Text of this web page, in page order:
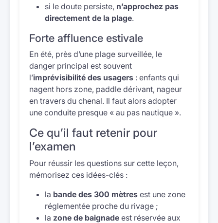
si le doute persiste, n’approchez pas
directement de la plage.
Forte affluence estivale
En été, près d’une plage surveillée, le
danger principal est souvent
l’imprévisibilité des usagers : enfants qui
nagent hors zone, paddle dérivant, nageur
en travers du chenal. Il faut alors adopter
une conduite presque « au pas nautique ».
Ce qu’il faut retenir pour
l’examen
Pour réussir les questions sur cette leçon,
mémorisez ces idées-clés :
la bande des 300 mètres est une zone
réglementée proche du rivage ;
la zone de baignade est réservée aux